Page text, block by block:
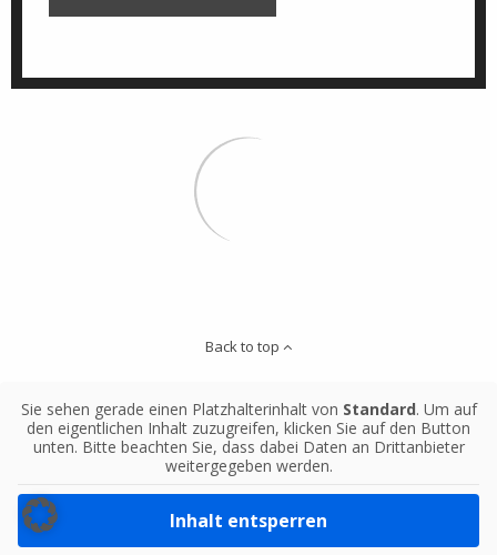
Back to top
Sie sehen gerade einen Platzhalterinhalt von Standard. Um auf
den eigentlichen Inhalt zuzugreifen, klicken Sie auf den Button
unten. Bitte beachten Sie, dass dabei Daten an Drittanbieter
weitergegeben werden.
Inhalt entsperren